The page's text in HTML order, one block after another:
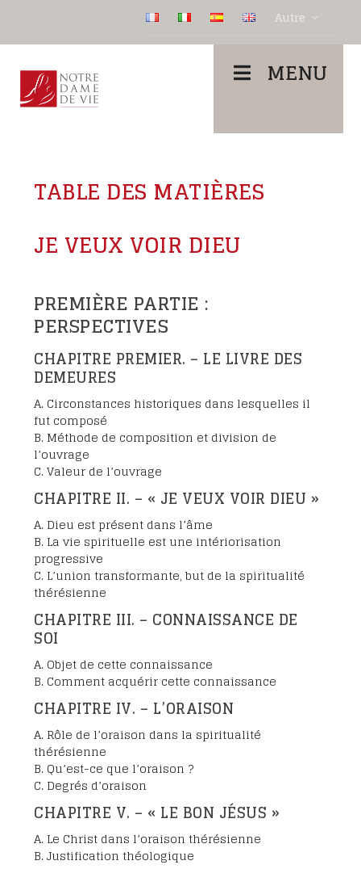
Autre
MENU
TABLE DES MATIÈRES
JE VEUX VOIR DIEU
PREMIÈRE PARTIE :
PERSPECTIVES
CHAPITRE PREMIER. – LE LIVRE DES
DEMEURES
A. Circonstances historiques dans lesquelles il
fut composé
B. Méthode de composition et division de
l’ouvrage
C. Valeur de l’ouvrage
CHAPITRE II. – « JE VEUX VOIR DIEU »
A. Dieu est présent dans l’âme
B. La vie spirituelle est une intériorisation
progressive
C. L’union transformante, but de la spiritualité
thérésienne
CHAPITRE III. – CONNAISSANCE DE
SOI
A. Objet de cette connaissance
B. Comment acquérir cette connaissance
CHAPITRE IV. – L’ORAISON
A. Rôle de l’oraison dans la spiritualité
thérésienne
B. Qu’est-ce que l’oraison ?
C. Degrés d’oraison
CHAPITRE V. – « LE BON JÉSUS »
A. Le Christ dans l’oraison thérésienne
B. Justification théologique